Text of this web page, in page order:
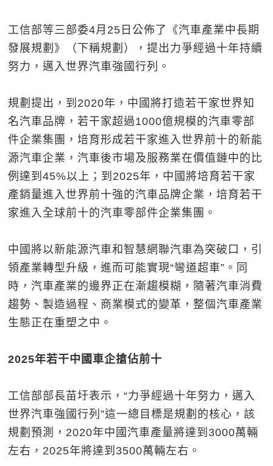
工信部等三部委4月25日公佈了《汽車產業中長期
發展規劃》（下稱規劃），提出力爭經過十年持續
努力，邁入世界汽車強國行列。
規劃提出，到2020年，中國將打造若干家世界知
名汽車品牌，若干家超過1000億規模的汽車零部
件企業集團，培育形成若干家進入世界前十的新能
源汽車企業，汽車後市場及服務業在價值鏈中的比
例達到45%以上；到2025年，中國將培育若干家
產銷量進入世界前十強的汽車品牌企業，培育若干
家進入全球前十的汽車零部件企業集團。
中國將以新能源汽車和智慧網聯汽車為突破口，引
領產業轉型升級，進而可能實現“彎道超車”。同
時，汽車產業的邊界正在漸趨模糊，隨著汽車消費
趨勢、製造過程、商業模式的變革，整個汽車產業
生態正在重塑之中。
2025年若干中國車企搶佔前十
工信部部長苗圩表示，“力爭經過十年努力，邁入
世界汽車強國行列”這一總目標是規劃的核心，該
規劃預測，2020年中國汽車產量將達到3000萬輛
左右，2025年將達到3500萬輛左右。